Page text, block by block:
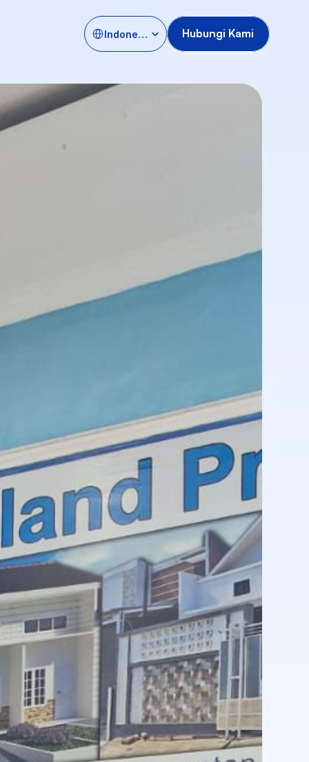
Select Language
Indonesia
Hubungi Kami